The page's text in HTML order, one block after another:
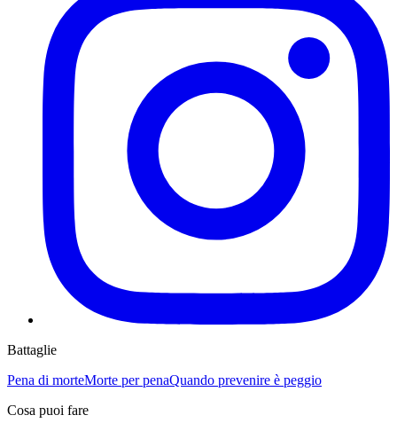
Battaglie
Pena di morteMorte per penaQuando prevenire è peggio
Cosa puoi fare